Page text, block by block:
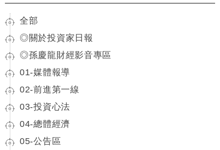
全部
◎關於投資家日報
◎孫慶龍財經影音專區
01-媒體報導
02-前進第一線
03-投資心法
04-總體經濟
05-公告區